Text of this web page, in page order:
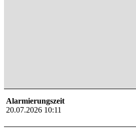
Alarmierungszeit
20.07.2026 10:11